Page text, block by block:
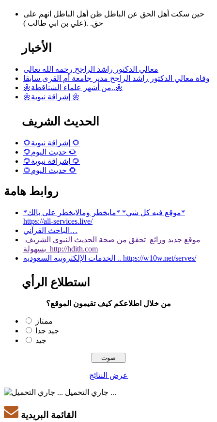
حين سكت أهل الحق عن الباطل ظن أهل الباطل انهم على
حق. .(علي بن ابي طالب )
الأخبار
معالي الدكتور راشد الراجح رحمه الله تعالى
وفاة معالي الدكتور راشد الراجح مدير جامعة أم القرى سابقا
🌼من أشهر علماء الشناقطة..🌼
🌼إشراقة نبوية 🌼
الحديث الشريف
🌻إشراقة نبوية 🌻
🌻حديث اليوم 🌻
🌻إشراقة نبوية 🌻
🌻حديث اليوم 🌻
روابط هامة
*موقع فيه كل شي* *مايخطر ومالايخطر على بالك*
https://all-services.live/
الباحث القرآني…
موقع جديد ورائع تحقق من صحة الحديث النبوي الشريف
بسهولة http://hdith.com
الخدمات الإلكترونيه السعوديه .. https://w10w.net/serves/
استطلاع الرأي
من خلال اطلاعكم كيف تقيمون الموقع؟
ممتاز
جيد جدا
جيد
عرض النتائج
جاري التحميل ...
القائمة البريدية